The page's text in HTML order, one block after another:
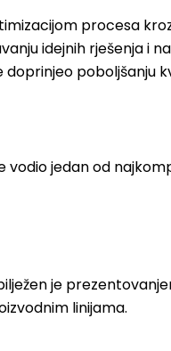
procesa
idejnih rješenja i
poboljšanju
vodio jedan od
je
linijama.